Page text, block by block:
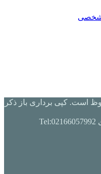
است. کپی برداری باز ذکر
طراحی و پشتیبانی: ایده پردازان نظری Tel:02166057992